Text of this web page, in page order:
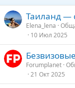
Таиланд —
Elena_lena
10 Июл 2025
Forumplanet
21 Окт 2025